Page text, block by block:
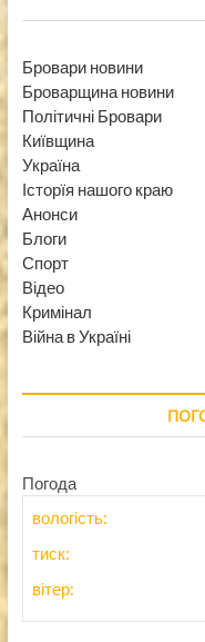
Бровари новини
Броварщина новини
Політичні Бровари
Київщина
Україна
Історїя нашого краю
Анонси
Блоги
Спорт
Відео
Кримінал
Війна в Україні
Погода
вологість:
тиск:
вітер: